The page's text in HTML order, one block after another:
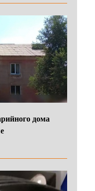
дома